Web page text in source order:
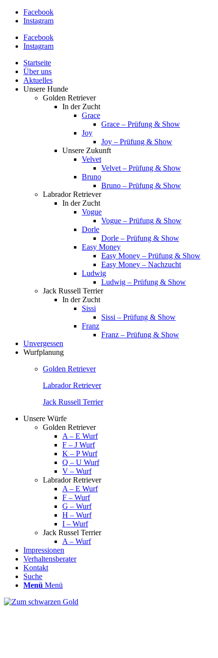
Facebook
Instagram
Facebook
Instagram
Startseite
Über uns
Aktuelles
Unsere Hunde
Golden Retriever
In der Zucht
Grace
Grace – Prüfung & Show
Joy
Joy – Prüfung & Show
Unsere Zukunft
Velvet
Velvet – Prüfung & Show
Bruno
Bruno – Prüfung & Show
Labrador Retriever
In der Zucht
Vogue
Vogue – Prüfung & Show
Dorle
Dorle – Prüfung & Show
Easy Money
Easy Money – Prüfung & Show
Easy Money – Nachzucht
Ludwig
Ludwig – Prüfung & Show
Jack Russell Terrier
In der Zucht
Sissi
Sissi – Prüfung & Show
Franz
Franz – Prüfung & Show
Unvergessen
Wurfplanung
Golden Retriever
Labrador Retriever
Jack Russell Terrier
Unsere Würfe
Golden Retriever
A – E Wurf
F – J Wurf
K – P Wurf
Q – U Wurf
V – Wurf
Labrador Retriever
A – E Wurf
F – Wurf
G – Wurf
H – Wurf
I – Wurf
Jack Russel Terrier
A – Wurf
Impressionen
Verhaltensberater
Kontakt
Suche
Menü Menü